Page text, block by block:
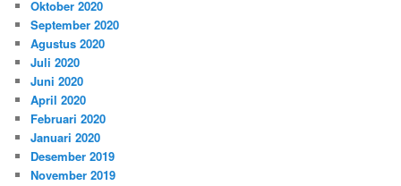
Oktober 2020
September 2020
Agustus 2020
Juli 2020
Juni 2020
April 2020
Februari 2020
Januari 2020
Desember 2019
November 2019